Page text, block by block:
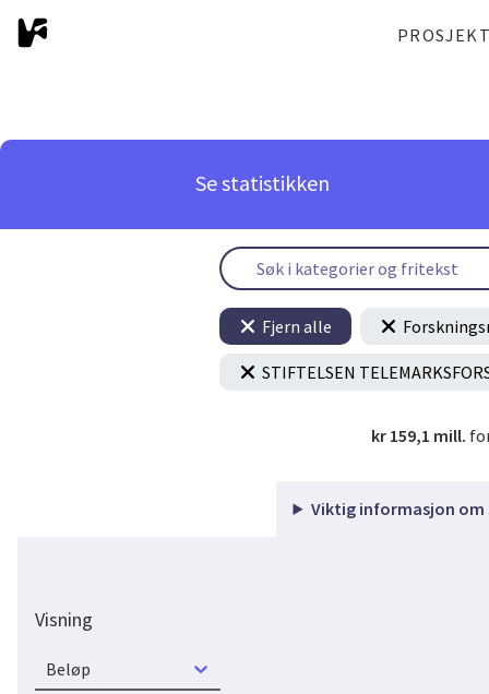
Se statistikken
Fjern alle
STIFTELSEN
kr 159,1 mill.
Viktig informasjon om
Visning
Beløp